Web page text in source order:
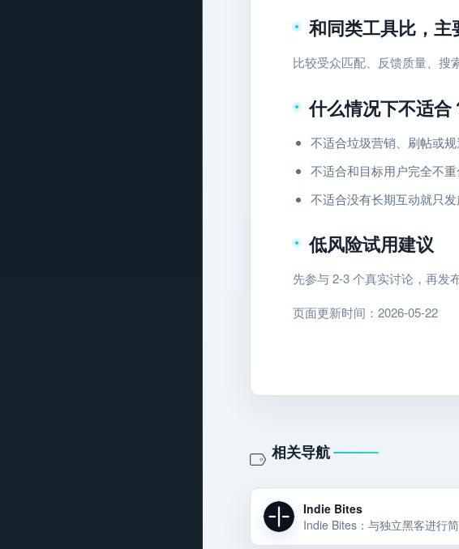
和同类工具比，主
比较受众匹配、反馈质量、搜
什么情况下不适合
不适合垃圾营销、刷帖或
不适合和目标用户完全不
不适合没有长期互动就只
低风险试用建议
先参与 2-3 个真实讨论，再发
页面更新时间：2026-05-22
相关导航
Indie Bites